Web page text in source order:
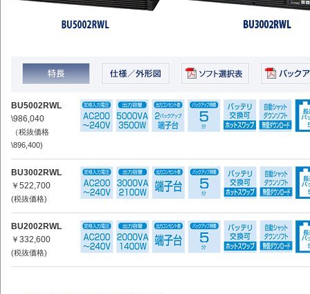
BU5002RWL
\986,040
（税抜価格
\896,400)
BU3002RWL
￥522,700
(税抜価格)
BU2002RWL
￥332,600
(税抜価格)